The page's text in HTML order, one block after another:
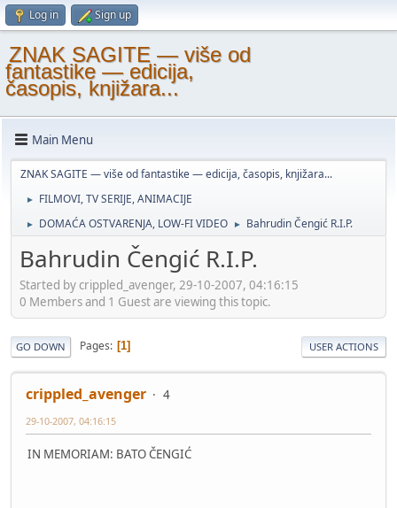
Log in Sign up
ZNAK SAGITE — više od
fantastike — edicija,
časopis, knjižara...
Main Menu
ZNAK SAGITE — više od fantastike — edicija, časopis, knjižara...
► FILMOVI, TV SERIJE, ANIMACIJE
► DOMAĆA OSTVARENJA, LOW-FI VIDEO ► Bahrudin Čengić R.I.P.
Bahrudin Čengić R.I.P.
Started by crippled_avenger, 29-10-2007, 04:16:15
0 Members and 1 Guest are viewing this topic.
GO DOWN Pages 1 USER ACTIONS
crippled_avenger 4
29-10-2007, 04:16:15
IN MEMORIAM: BATO ČENGIĆ